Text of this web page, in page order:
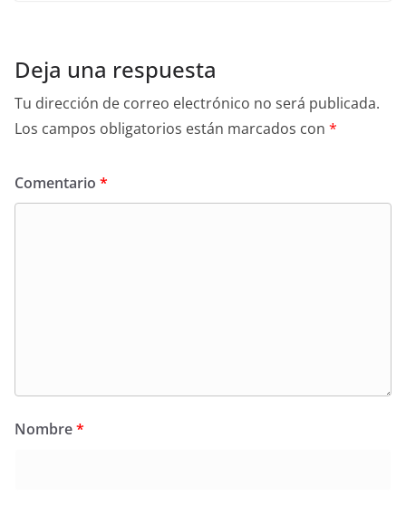
Deja una respuesta
Tu dirección de correo electrónico no será publicada.
Los campos obligatorios están marcados con *
Comentario *
Nombre*